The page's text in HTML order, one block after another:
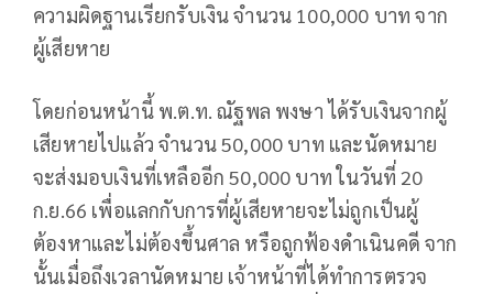
ความผิดฐานเรียกรับเงิน จำนวน 100,000 บาท จาก
ผู้เสียหาย
โดยก่อนหน้านี้ พ.ต.ท. ณัฐพล พงษา ได้รับเงินจากผู้
เสียหายไปแล้ว จำนวน 50,000 บาท และนัดหมาย
จะส่งมอบเงินที่เหลืออีก 50,000 บาท ในวันที่ 20
ก.ย.66 เพื่อแลกกับการที่ผู้เสียหายจะไม่ถูกเป็นผู้
ต้องหาและไม่ต้องขึ้นศาล หรือถูกฟ้องดำเนินคดี จาก
นั้นเมื่อถึงเวลานัดหมาย เจ้าหน้าที่ได้ทำการตรวจ